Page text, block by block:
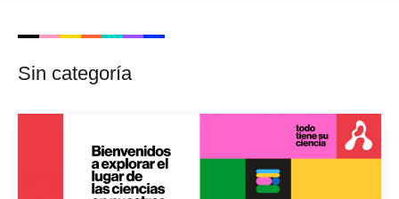
Sin categoría